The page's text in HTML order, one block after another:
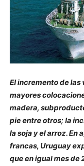
El incremento de
mayores
madera,
pie entre otros; la
la soja y el arroz. En
francas, Uruguay
que en igual mes de